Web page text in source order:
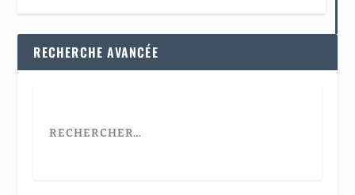
RECHERCHE AVANCÉE